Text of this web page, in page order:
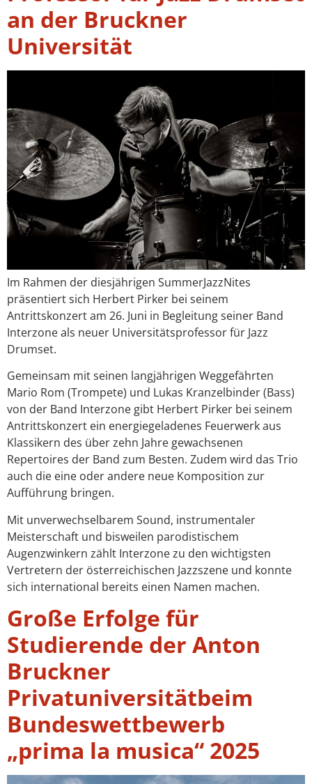
an der Bruckner
Universität
Im Rahmen der diesjährigen SummerJazzNites
präsentiert sich Herbert Pirker bei seinem
Antrittskonzert am 26. Juni in Begleitung seiner Band
Interzone als neuer Universitätsprofessor für Jazz
Drumset.
Gemeinsam mit seinen langjährigen Weggefährten
Mario Rom (Trompete) und Lukas Kranzelbinder (Bass)
von der Band Interzone gibt Herbert Pirker bei seinem
Antrittskonzert ein energiegeladenes Feuerwerk aus
Klassikern des über zehn Jahre gewachsenen
Repertoires der Band zum Besten. Zudem wird das Trio
auch die eine oder andere neue Komposition zur
Aufführung bringen.
Mit unverwechselbarem Sound, instrumentaler
Meisterschaft und bisweilen parodistischem
Augenzwinkern zählt Interzone zu den wichtigsten
Vertretern der österreichischen Jazzszene und konnte
sich international bereits einen Namen machen.
Große Erfolge für
Studierende der Anton
Bruckner
Privatuniversitätbeim
Bundeswettbewerb
„prima la musica“ 2025